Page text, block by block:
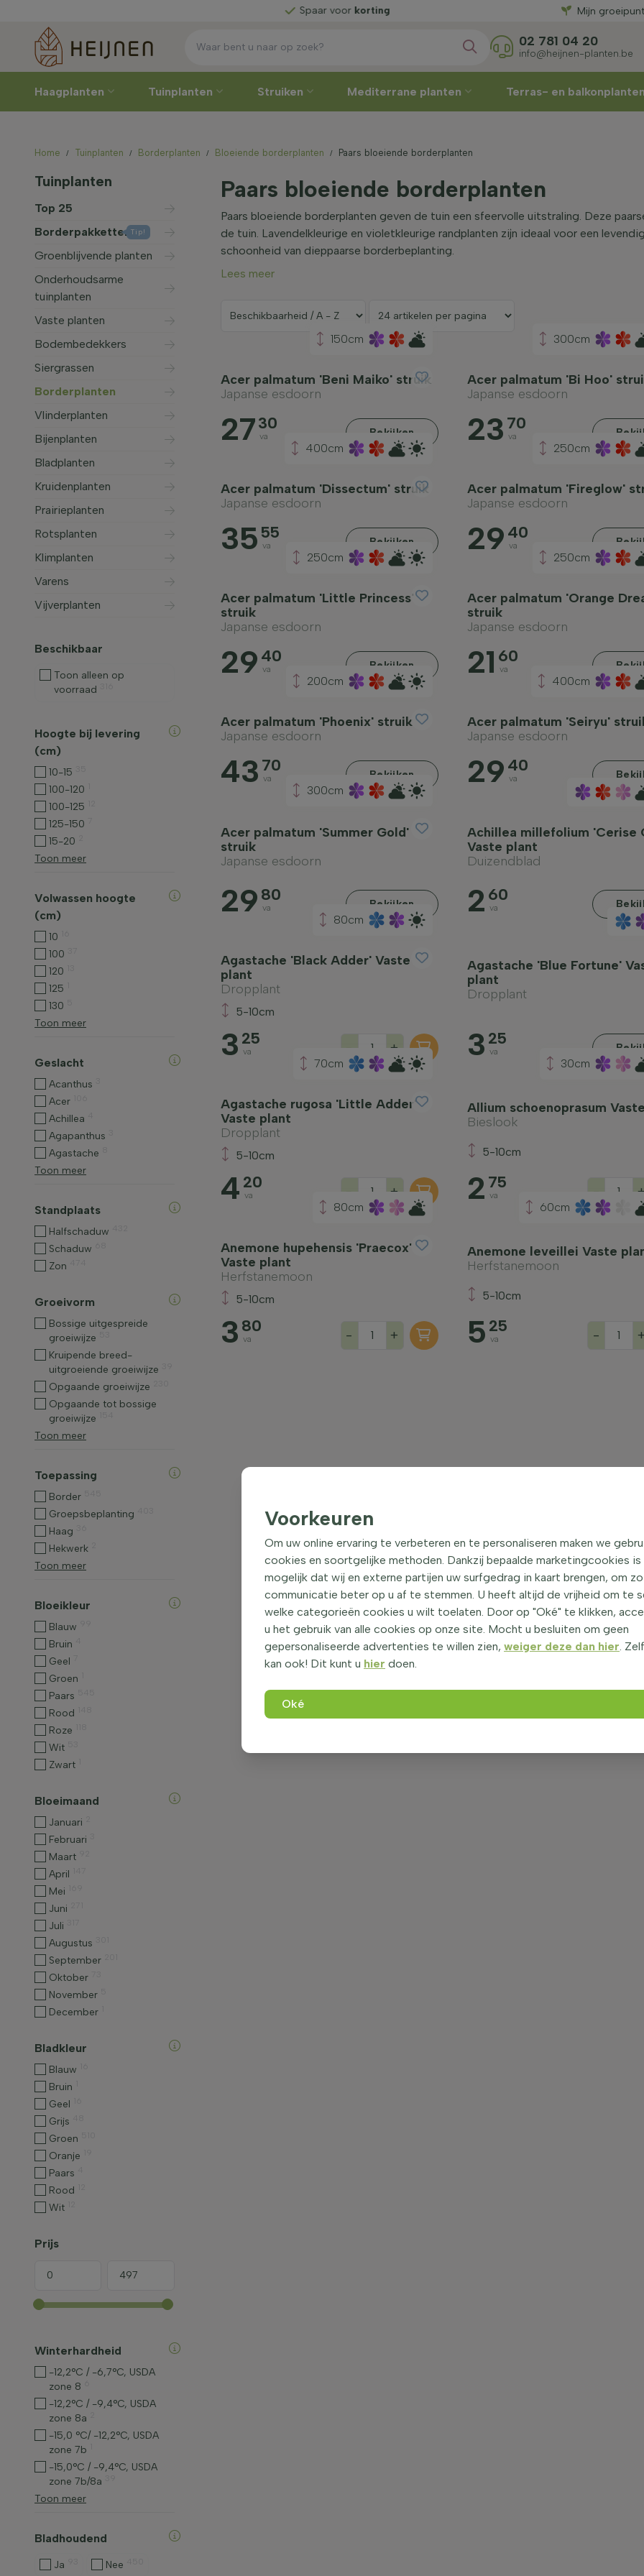
Spaar voor korting Mijn
02 781 04 20
info@heijnen-planten.be
Haagplanten Tuinplanten Struiken Mediterrane planten Terras- en balkonplanten
Home Tuinplanten Borderplanten Bloeiende borderplanten Paars bloeiende borderplanten
Tuinplanten
Top 25
Borderpakketten Tip!
Groenblijvende planten
Onderhoudsarme
tuinplanten
Vaste planten
Bodembedekkers
Siergrassen
Borderplanten
Vlinderplanten
Bijenplanten
Bladplanten
Kruidenplanten
Prairieplanten
Rotsplanten
Klimplanten
Varens
Vijverplanten
Beschikbaar
Toon alleen op
voorraad
Hoogte bij levering
(cm)
10-15
100-120
100-125
125-150
15-20
Toon meer
Volwassen hoogte
(cm)
10
100
120
125
130
Toon meer
Geslacht
Acanthus
Acer
Achillea
Agapanthus
Agastache
Toon meer
Standplaats
Halfschaduw
Schaduw
Zon
Groeivorm
Bossige uitgespreide
groeiwijze
Kruipende breed-
uitgroeiende groeiwijze
Opgaande groeiwijze
Opgaande tot bossige
groeiwijze
Toon meer
Toepassing
Border
Groepsbeplanting
Haag
Hekwerk
Toon meer
Bloeikleur
Blauw
Bruin
Geel
Groen
Paars
Rood
Roze
Wit
Zwart
Bloeimaand
Januari
Februari
Maart
April
Mei
Juni
Juli
Augustus
September
Oktober
November
December
Bladkleur
Blauw
Bruin
Geel
Grijs
Groen
Oranje
Paars
Rood
Wit
Prijs
Winterhardheid
-12,2°C / -6,7°C, USDA
zone 8
-12,2°C / -9,4°C, USDA
zone 8a
-15,0 °C/ -12,2°C, USDA
zone 7b
-15,0°C / -9,4°C, USDA
zone 7b/8a
Toon meer
Bladhoudend
Ja Nee
Paars bloeiende borderplanten
Paars bloeiende borderplanten geven de tuin een sfeervolle uitstraling. Deze
de tuin. Lavendelkleurige en violetkleurige randplanten zijn ideaal voor een
schoonheid van dieppaarse borderbeplanting.
Lees meer
150cm
Acer palmatum 'Beni Maiko' struik
Japanse esdoorn
2730
va Bekijken
300cm
Acer palmatum 'Bi Hoo'
Japanse esdoorn
23 70
va
400cm
Acer palmatum 'Dissectum' struik
Japanse esdoorn
35 55
va Bekijken
250cm
Acer palmatum 'Fireglow'
Japanse esdoorn
29 40
va
250cm
Acer palmatum 'Little Princess'
struik
Japanse esdoorn
29 40
va Bekijken
250cm
Acer palmatum 'Orange
struik
Japanse esdoorn
21 60
va
200cm
Acer palmatum 'Phoenix' struik
Japanse esdoorn
43 70
va Bekijken
400cm
Acer palmatum 'Seiryu'
Japanse esdoorn
29 40
va
300cm
Acer palmatum 'Summer Gold'
struik
Japanse esdoorn
29 80
va Bekijken
Achillea millefolium 'Cerise
Vaste plant
Duizendblad
2 60
va
80cm
Agastache 'Black Adder' Vaste
plant
Dropplant
5-10cm
3 25
va - +
Agastache 'Blue Fortune'
plant
Dropplant
3 25
va
70cm
Agastache rugosa 'Little Adder'
Vaste plant
Dropplant
5-10cm
4 20
va - +
30cm
Allium schoenoprasum
Bieslook
5-10cm
2 75
va -
80cm
Anemone hupehensis 'Praecox'
Vaste plant
Herfstanemoon
5-10cm
3 80
va - +
60cm
Anemone leveillei Vaste
Herfstanemoon
5-10cm
5 25
va - +
Voorkeuren
Om uw online ervaring te verbeteren en te personaliseren maken we
cookies en soortgelijke methoden. Dankzij bepaalde marketingcookies is
mogelijk dat wij en externe partijen uw surfgedrag in kaart brengen, om
communicatie beter op u af te stemmen. U heeft altijd de vrijheid om te
welke categorieën cookies u wilt toelaten. Door op "Oké" te klikken,
u het gebruik van alle cookies op onze site. Mocht u besluiten om geen
gepersonaliseerde advertenties te willen zien, weiger deze dan hier.
kan ook! Dit kunt u hier doen.
Oké